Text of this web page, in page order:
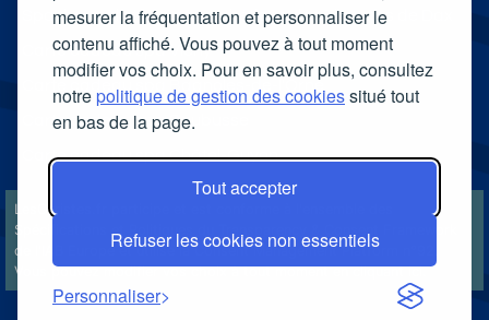
mesurer la fréquentation et personnaliser le
contenu affiché. Vous pouvez à tout moment
modifier vos choix. Pour en savoir plus, consultez
notrepolitique de gestion des cookiessitué tout
en bas de la page.
Tout accepter
Refuser les cookies non essentiels
Personnaliser
Spa thermal et Espace esthétique des Thermes de Dax
Carte cadeau spa Vichy
Carte cadeau spa Bagnoles-de-l'Orne
Carte cadeau spa Saubusse
Carte cadeau spa Châtel-Guyon
LesCuristes.fr participe et est conforme à l'ensemble des
Spécifications et Politiques du Transparency & Consent Framework
de l'IAB Europe et utilise la Consent Management Platform n°92.
Vous pouvez modifier vos choix à tout moment encliquant ici.